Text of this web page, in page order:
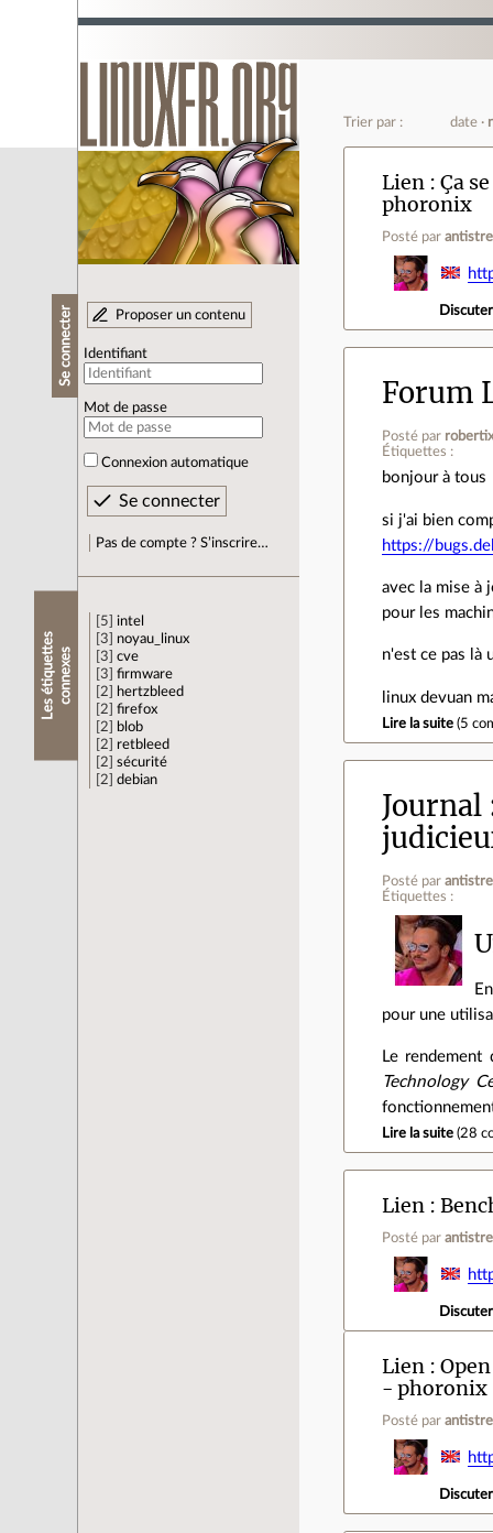
Se connecter Proposer un contenu
Identifiant
Mot de passe
Connexion automatique
Pas de compte ? S’inscrire…
L
e
s
é
t
i
q
u
e
tt
e
s
c
o
n
n
e
x
es
5
intel
3
noyau_linux
3
cve
3
firmware
2
hertzbleed
2
firefox
2
blob
2
retbleed
2
sécurité
2
debian
Trier par : date
Lien
Ça
phoronix
Posté par
Discuter
Forum
Posté par
Étiquettes :
bonjour à tous
si j'ai bien
https://
avec la mise à
pour les
n'est ce pas là
linux devuan
Lire la suite (5
Journal
Posté par
Étiquettes :
pour une
Le rendement
Technology
Lire la suite (28
Lien
Posté par
Discuter
Lien
- phoronix
Posté par
Discuter